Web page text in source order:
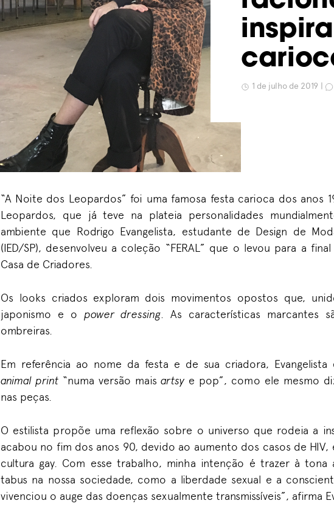
1 de julho de 2019 |
“A Noite dos Leopardos” foi uma famosa festa carioca dos anos
Leopardos, que já teve na plateia personalidades
ambiente que Rodrigo Evangelista, estudante de Design de
(IED/SP), desenvolveu a coleção “FERAL” que o levou para a
Casa de Criadores.
Os looks criados exploram dois movimentos opostos que,
japonismo e o power dressing. As características marcantes
ombreiras.
Em referência ao nome da festa e de sua criadora, Evangelista
animal print “numa versão mais artsy e pop”, como ele mesmo
nas peças.
O estilista propõe uma reflexão sobre o universo que rodeia a
acabou no fim dos anos 90, devido ao aumento dos casos de
cultura gay. Com esse trabalho, minha intenção é trazer à tona
tabus na nossa sociedade, como a liberdade sexual e a
vivenciou o auge das doenças sexualmente transmissíveis”, afirma